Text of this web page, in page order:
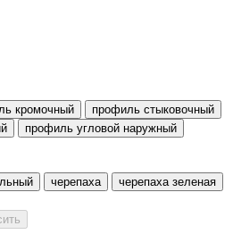
кромочный
профиль стыковочный
профиль угловой наружный
черепаха
черепаха зеленая